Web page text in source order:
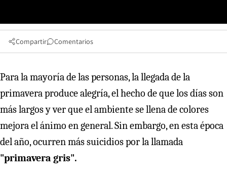
Compartir Comentarios
Para la mayoría de las personas, la llegada de la
primavera produce alegría, el hecho de que los días son
más largos y ver que el ambiente se llena de colores
mejora el ánimo en general. Sin embargo, en esta época
del año, ocurren más suicidios por la llamada
"primavera gris".